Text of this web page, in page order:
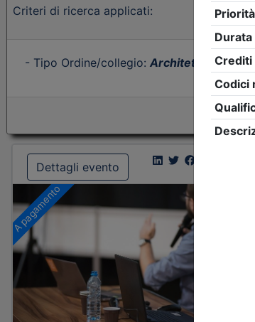
Criteri di ricerca applicati:
- Tipo Ordine/collegio: Architetti - Ordine:
Dettagli evento
A pagamento